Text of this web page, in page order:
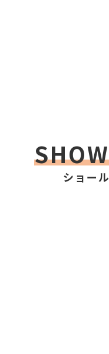
ショー